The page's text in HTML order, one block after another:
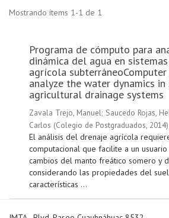
Mostrando ítems 1-1 de 1
Programa de cómputo para
dinámica del agua en
agrícola
analyze the water dynamics in
agricultural drainage systems
Zavala Trejo, Manuel; Saucedo Rojas,
Carlos (Colegio de Postgraduados, 2014)
El análisis del drenaje agrícola
computacional que facilite a un
cambios del manto freático somero y
considerando las propiedades del
características ...